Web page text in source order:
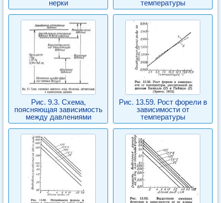
нерки
температуры
Рис. 9.3. Схема,
поясняющая зависимость
между давлениями
Рис. 13.59. Рост форели в
зависимости от
температуры